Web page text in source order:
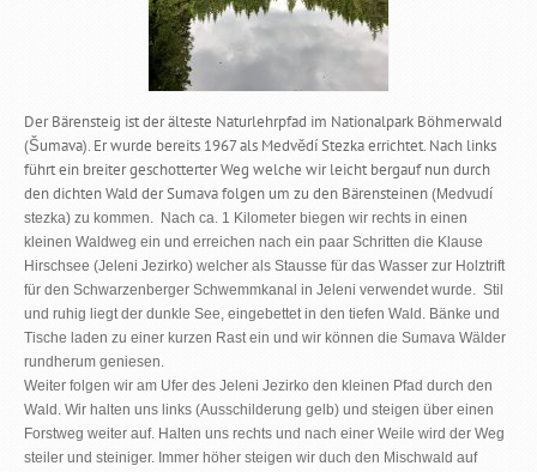
Der Bärensteig ist der älteste Naturlehrpfad im Nationalpark Böhmerwald
(Šumava). Er wurde bereits 1967 als Medvědí Stezka errichtet. Nach links
führt ein breiter geschotterter Weg welche wir leicht bergauf nun durch
den dichten Wald der Sumava folgen um zu den Bärensteinen (Medvudí
stezka) zu kommen. Nach ca. 1 Kilometer biegen wir rechts in einen
kleinen Waldweg ein und erreichen nach ein paar Schritten die Klause
Hirschsee (Jeleni Jezirko) welcher als Stausse für das Wasser zur Holztrift
für den Schwarzenberger Schwemmkanal in Jeleni verwendet wurde. Stil
und ruhig liegt der dunkle See, eingebettet in den tiefen Wald. Bänke und
Tische laden zu einer kurzen Rast ein und wir können die Sumava Wälder
rundherum geniesen.
Weiter folgen wir am Ufer des Jeleni Jezirko den kleinen Pfad durch den
Wald. Wir halten uns links (Ausschilderung gelb) und steigen über einen
Forstweg weiter auf. Halten uns rechts und nach einer Weile wird der Weg
steiler und steiniger. Immer höher steigen wir duch den Mischwald auf